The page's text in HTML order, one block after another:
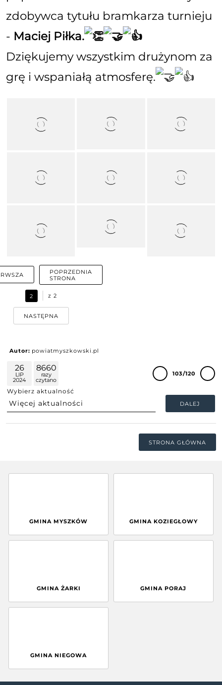
zdobywca tytułu bramkarza turnieju
- Maciej Piłka.
Dziękujemy wszystkim drużynom za
grę i wspaniałą atmosferę.
POPRZEDNIA
STRONA
2 z 2
NASTĘPNA
Autor: powiatmyszkowski.pl
26
LIP
2024
8660
razy
czytano
Wybierz aktualność
DALEJ
103/120
STRONA GŁÓWNA
GMINA MYSZKÓW GMINA KOZIEGŁOWY
GMINA ŻARKI GMINA PORAJ
GMINA NIEGOWA